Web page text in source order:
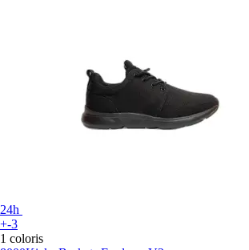
24h
+-3
1 coloris